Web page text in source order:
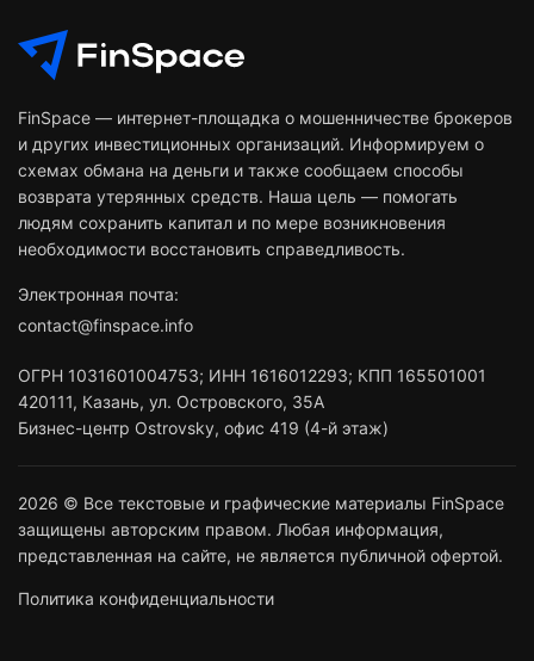
FinSpace — интернет-площадка о мошенничестве брокеров
и других инвестиционных организаций. Информируем о
схемах обмана на деньги и также сообщаем способы
возврата утерянных средств. Наша цель — помогать
людям сохранить капитал и по мере возникновения
необходимости восстановить справедливость.
Электронная почта:
contact@finspace.info
ОГРН 1031601004753; ИНН 1616012293; КПП 165501001
420111, Казань, ул. Островского, 35А
Бизнес-центр Ostrovsky, офис 419 (4-й этаж)
2026 © Все текстовые и графические материалы FinSpace
защищены авторским правом. Любая информация,
представленная на сайте, не является публичной офертой.
Политика конфиденциальности